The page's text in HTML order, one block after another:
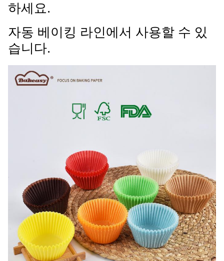
하세요.
자동 베이킹 라인에서 사용할 수 있
습니다.